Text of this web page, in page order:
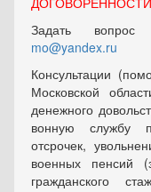
Задать
mo@yandex.ru
Консультации
Московской
денежного
вонную службу
отсрочек,
военных пенсий
гражданского